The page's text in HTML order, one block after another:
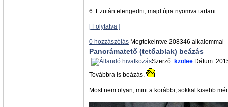
6. Ezután elengedni, majd újra nyomva tartani...
[ Folytatva ]
0 hozzászólás Megtekeintve 208346 alkalommal
Panorámatető (tetőablak) beázás
Szerző: kzolee Dátum:
Továbbra is beázás.
Most nem olyan, mint a korábbi, sokkal kisebb